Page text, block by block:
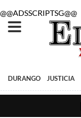
@@ADSSCRIPTSG@@
DURANGO JUSTICIA